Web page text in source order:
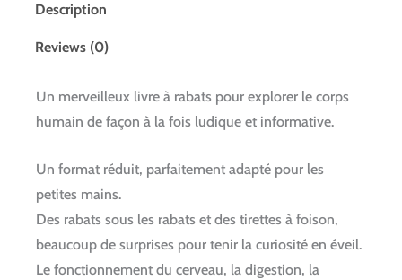
Description
Reviews (0)
Un merveilleux livre à rabats pour explorer le corps
humain de façon à la fois ludique et informative.
Un format réduit, parfaitement adapté pour les
petites mains.
Des rabats sous les rabats et des tirettes à foison,
beaucoup de surprises pour tenir la curiosité en éveil.
Le fonctionnement du cerveau, la digestion, la